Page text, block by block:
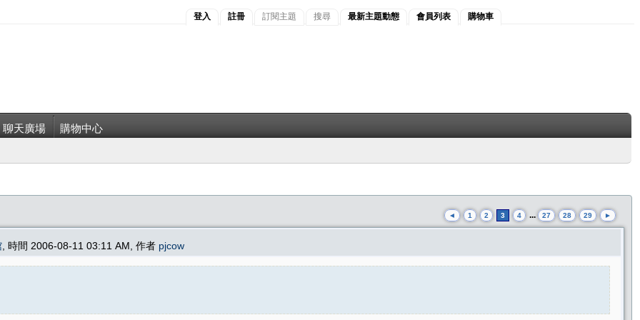
登入 註冊 訂閱主題 搜尋 最新主題動態 會員列表 購物車
聊天廣場 購物中心
◄ 1 2 3 4 ... 27 28 29 ►
, 時間 2006-08-11 03:11 AM, 作者 pjcow